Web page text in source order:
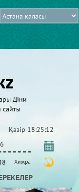
Діни
сайты
Қазір 18:25:12
Хижра